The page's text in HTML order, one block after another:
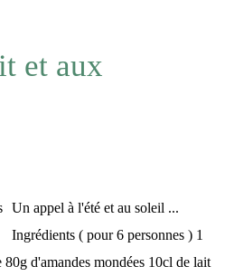
et aux
Un appel à l'été et au soleil ...
Ingrédients ( pour 6 personnes ) 1
d'amandes mondées 10cl de lait